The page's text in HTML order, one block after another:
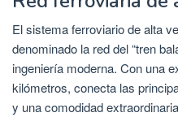
El sistema ferroviario de alta
denominado la red del “tren
ingeniería moderna. Con una
kilómetros, conecta las
y una comodidad